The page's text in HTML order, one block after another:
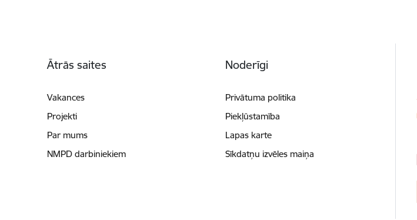
Ātrās saites
Vakances
Projekti
Par mums
NMPD darbiniekiem
Noderīgi
Privātuma politika
Piekļūstamība
Lapas karte
Sīkdatņu izvēles maiņa